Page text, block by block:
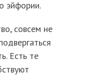
эйфории.
совсем не
Есть те